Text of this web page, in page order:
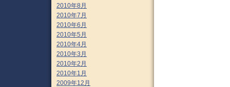
2010年8月
2010年7月
2010年6月
2010年5月
2010年4月
2010年3月
2010年2月
2010年1月
2009年12月